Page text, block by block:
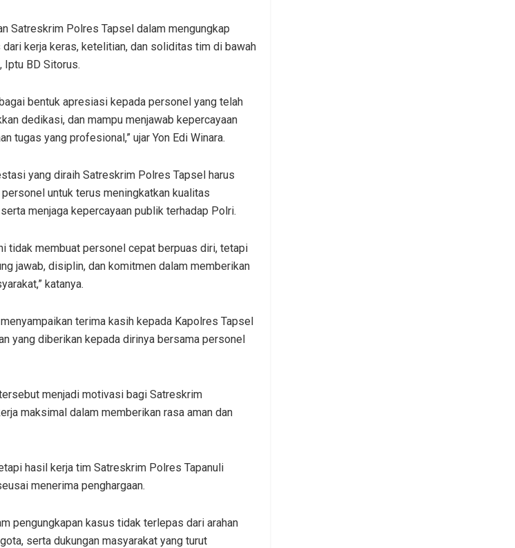
Satreskrim Polres Tapsel dalam mengungkap
kerja keras, ketelitian, dan soliditas tim di bawah
Iptu BD Sitorus.
bentuk apresiasi kepada personel yang telah
dedikasi, dan mampu menjawab kepercayaan
tugas yang profesional,” ujar Yon Edi Winara.
yang diraih Satreskrim Polres Tapsel harus
untuk terus meningkatkan kualitas
menjaga kepercayaan publik terhadap Polri.
tidak membuat personel cepat berpuas diri, tetapi
jawab, disiplin, dan komitmen dalam memberikan
katanya.
terima kasih kepada Kapolres Tapsel
yang diberikan kepada dirinya bersama personel
menjadi motivasi bagi Satreskrim
maksimal dalam memberikan rasa aman dan
hasil kerja tim Satreskrim Polres Tapanuli
menerima penghargaan.
pengungkapan kasus tidak terlepas dari arahan
serta dukungan masyarakat yang turut